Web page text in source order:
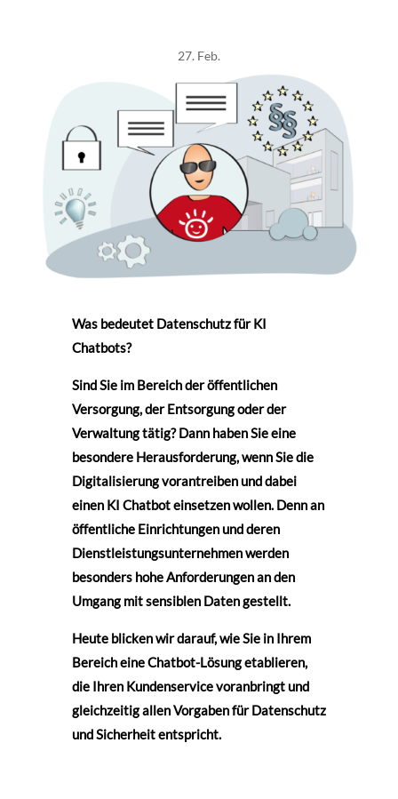
27. Feb.
Was bedeutet Datenschutz für KI
Chatbots?
Sind Sie im Bereich der öffentlichen
Versorgung, der Entsorgung oder der
Verwaltung tätig? Dann haben Sie eine
besondere Herausforderung, wenn Sie die
Digitalisierung vorantreiben und dabei
einen KI Chatbot einsetzen wollen. Denn an
öffentliche Einrichtungen und deren
Dienstleistungsunternehmen werden
besonders hohe Anforderungen an den
Umgang mit sensiblen Daten gestellt.
Heute blicken wir darauf, wie Sie in Ihrem
Bereich eine Chatbot-Lösung etablieren,
die Ihren Kundenservice voranbringt und
gleichzeitig allen Vorgaben für Datenschutz
und Sicherheit entspricht.